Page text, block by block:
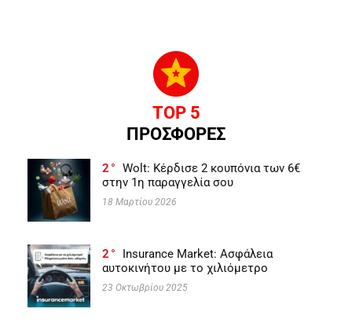
TOP 5
ΠΡΟΣΦΟΡΕΣ
2
Wolt: Κέρδισε 2 κουπόνια των 6€
στην 1η παραγγελία σου
18 Μαρτίου 2026
2
Insurance Market: Ασφάλεια
αυτοκινήτου με το χιλιόμετρο
23 Οκτωβρίου 2025